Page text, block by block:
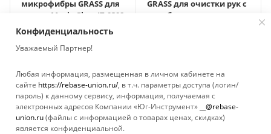
микрофибры GRASS для
стекол Magic Glass IT-0308
Нет в наличии
GRASS для очистки рук с
антибактериальным
Показать еще
Конфиденциальность
Уважаемый Партнер!
Любая информация, размещенная в личном кабинете на
сайте https://rebase-union.ru/, в т.ч. параметры доступа (логин/
пароль) к данному сервису, информация, получаемая с
электронных адресов Компании «Юг-Инструмент»
__@rebase-
union.ru(файлы с информацией о товарах ценах, скидках)
является конфиденциальной.